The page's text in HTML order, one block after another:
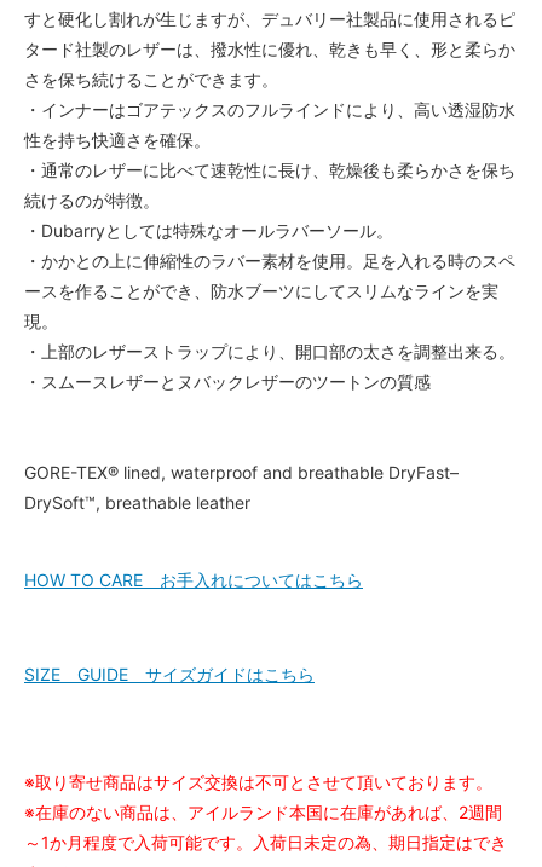
すと硬化し割れが生じますが、デュバリー社製品に使用されるピ
タード社製のレザーは、撥水性に優れ、乾きも早く、形と柔らか
さを保ち続けることができます。
・インナーはゴアテックスのフルラインドにより、高い透湿防水
性を持ち快適さを確保。
・通常のレザーに比べて速乾性に長け、乾燥後も柔らかさを保ち
続けるのが特徴。
・Dubarryとしては特殊なオールラバーソール。
・かかとの上に伸縮性のラバー素材を使用。足を入れる時のスペ
ースを作ることができ、防水ブーツにしてスリムなラインを実
現。
・上部のレザーストラップにより、開口部の太さを調整出来る。
・スムースレザーとヌバックレザーのツートンの質感
GORE-TEX® lined, waterproof and breathable DryFast–
DrySoft™, breathable leather
HOW TO CARE お手入れについてはこちら
SIZE GUIDE サイズガイドはこちら
※取り寄せ商品はサイズ交換は不可とさせて頂いております。
※在庫のない商品は、アイルランド本国に在庫があれば、2週間
～1か月程度で入荷可能です。入荷日未定の為、期日指定はでき